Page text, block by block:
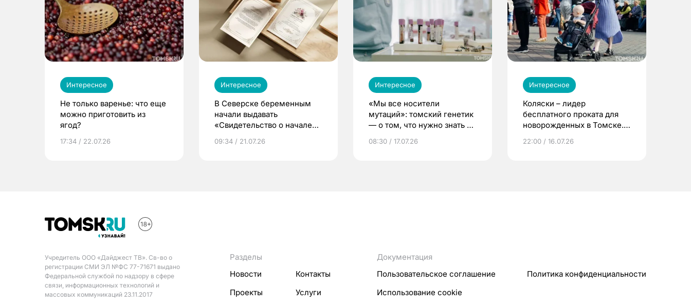
Интересное
Не только варенье: что еще
можно приготовить из
ягод?
17:34 / 22.07.26
Интересное
В Северске беременным
начали выдавать
«Свидетельство о начале
09:34 / 21.07.26
Интересное
«Мы все носители
мутаций»: томский генетик
— о том, что нужно знать до
08:30 / 17.07.26
Интересное
Коляски – лидер
бесплатного проката для
новорожденных в Томске.
22:00 / 16.07.26
Учредитель ООО «Дайджест ТВ». Св-во о
регистрации СМИ ЭЛ №ФС 77-71671 выдано
Федеральной службой по надзору в сфере
связи, информационных технологий и
массовых коммуникаций 23.11.2017
Разделы
Новости
Контакты
Проекты
Услуги
Документация
Пользовательское соглашение
Политика конфиденциальности
Использование cookie